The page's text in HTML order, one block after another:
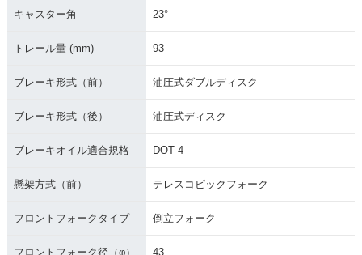
キャスター角 23°
トレール量 (mm) 93
ブレーキ形式（前） 油圧式ダブルディスク
ブレーキ形式（後） 油圧式ディスク
ブレーキオイル適合規格 DOT 4
懸架方式（前） テレスコピックフォーク
フロントフォークタイプ 倒立フォーク
フロントフォーク径（φ） 43